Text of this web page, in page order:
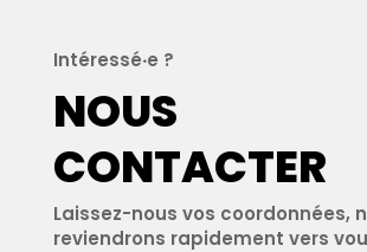
Intéressé‧e ?
NOUS
CONTACTER
Laissez-nous vos coordonnées,
reviendrons rapidement vers